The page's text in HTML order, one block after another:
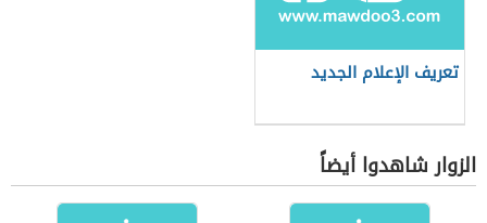
تعريف الإعلام الجديد
الزوار شاهدوا أيضاً